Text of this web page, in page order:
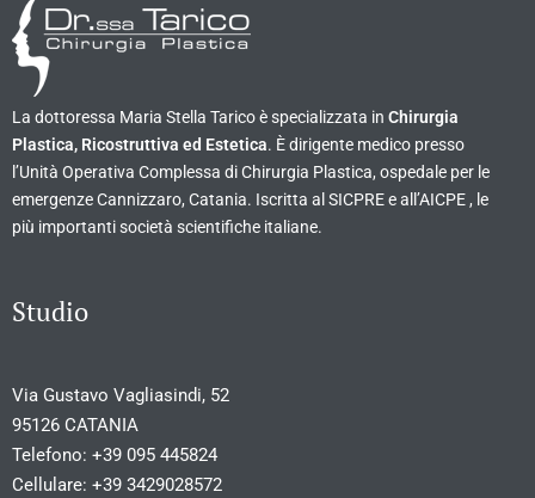
La dottoressa Maria Stella Tarico è specializzata in Chirurgia
Plastica, Ricostruttiva ed Estetica. È dirigente medico presso
l’Unità Operativa Complessa di Chirurgia Plastica, ospedale per le
emergenze Cannizzaro, Catania. Iscritta al SICPRE e all’AICPE , le
più importanti società scientifiche italiane.
Studio
Via Gustavo Vagliasindi, 52
95126 CATANIA
Telefono: +39 095 445824
Cellulare: +39 3429028572